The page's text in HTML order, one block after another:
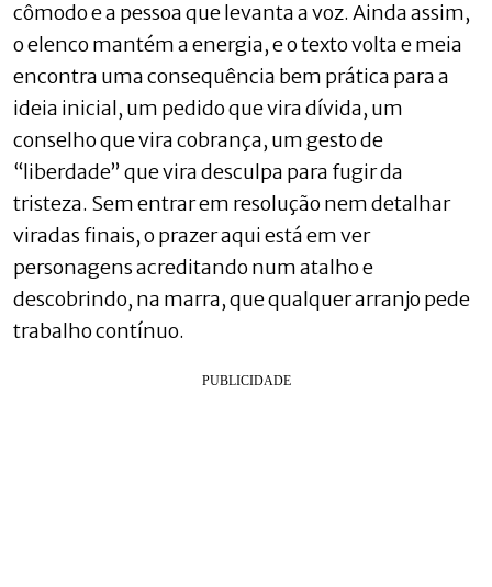
cômodo e a pessoa que levanta a voz. Ainda assim,
o elenco mantém a energia, e o texto volta e meia
encontra uma consequência bem prática para a
ideia inicial, um pedido que vira dívida, um
conselho que vira cobrança, um gesto de
“liberdade” que vira desculpa para fugir da
tristeza. Sem entrar em resolução nem detalhar
viradas finais, o prazer aqui está em ver
personagens acreditando num atalho e
descobrindo, na marra, que qualquer arranjo pede
trabalho contínuo.